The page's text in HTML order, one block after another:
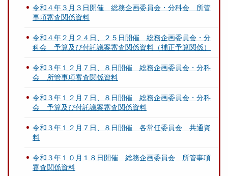
令和４年３月３日開催 総務企画委員会・分科会 所管
事項審査関係資料
令和４年２月２４日、２５日開催 総務企画委員会・分
科会 予算及び付託議案審査関係資料（補正予算関係）
令和３年１２月７日、８日開催 総務企画委員会・分科
会 所管事項審査関係資料
令和３年１２月７日、８日開催 総務企画委員会・分科
会 予算及び付託議案審査関係資料
令和３年１２月７日、８日開催 各常任委員会 共通資
料
令和３年１０月１８日開催 総務企画委員会 所管事項
審査関係資料